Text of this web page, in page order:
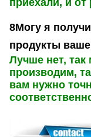
приехали, и от
8Могу я
продукты
Лучше нет,
производим,
вам нужно